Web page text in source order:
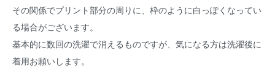
その関係でプリント部分の周りに、枠のように白っぽくなってい
る場合がございます。
基本的に数回の洗濯で消えるものですが、気になる方は洗濯後に
着用お願いします。